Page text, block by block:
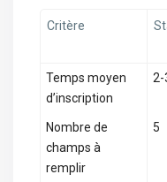
Critère
Temps moyen
d’inscription
2-
Nombre de
champs à
remplir
5